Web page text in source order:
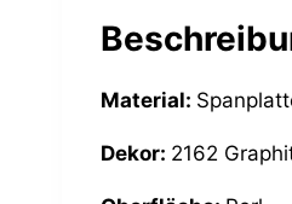
Material:
Dekor: 2162